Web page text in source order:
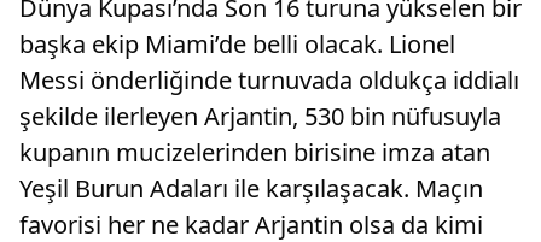
Dünya Kupası’nda Son 16 turuna yükselen bir
başka ekip Miami’de belli olacak. Lionel
Messi önderliğinde turnuvada oldukça iddialı
şekilde ilerleyen Arjantin, 530 bin nüfusuyla
kupanın mucizelerinden birisine imza atan
Yeşil Burun Adaları ile karşılaşacak. Maçın
favorisi her ne kadar Arjantin olsa da kimi